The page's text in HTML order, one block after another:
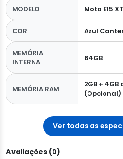
MODELO Moto E15
COR Azul
MEMÓRIA
INTERNA
64GB
MEMÓRIA RAM
2GB +
(Opcional)
Ver todas as
Avaliações (0)